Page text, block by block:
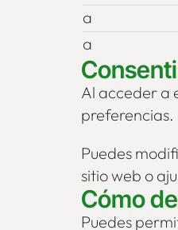
a
a
Al acceder a
preferencias.
Puedes
sitio web o
Cómo
Puedes